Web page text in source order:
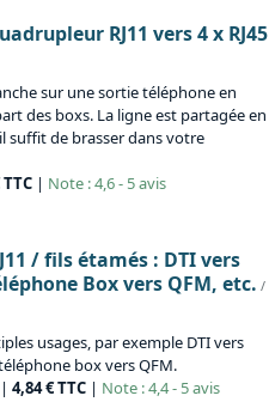
RJ11 vers 4 x RJ45
sur une sortie téléphone en
des boxs. La ligne est partagée en
suffit de brasser dans votre
TTC | Note : 4,6 - 5 avis
/ fils étamés : DTI vers
Box vers QFM, etc. /
usages, par exemple DTI vers
box vers QFM.
4,84 € TTC | Note : 4,4 - 5 avis